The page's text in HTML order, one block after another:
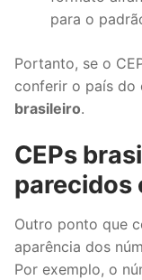
para o
Portanto, se o
conferir o país do
brasileiro.
CEPs
parecidos
Outro ponto que
aparência dos
Por exemplo, o